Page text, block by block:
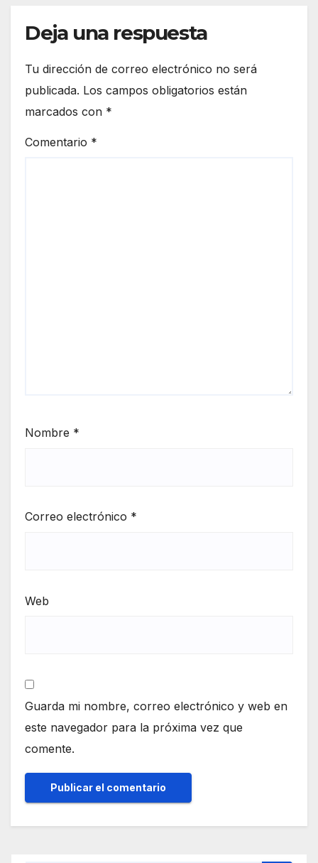
Deja una respuesta
Tu dirección de correo electrónico no será
publicada. Los campos obligatorios están
marcados con *
Comentario *
Nombre *
Correo electrónico *
Web
Guarda mi nombre, correo electrónico y web en
este navegador para la próxima vez que
comente.